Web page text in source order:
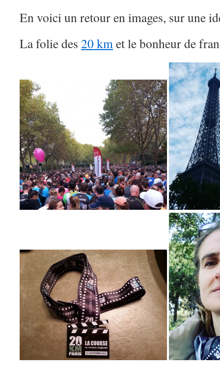
En voici un retour en images, sur une
La folie des 20 kmet le bonheur de